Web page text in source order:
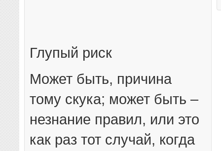
Глупый риск
Может быть, причина
тому скука; может быть –
незнание правил, или это
как раз тот случай, когда